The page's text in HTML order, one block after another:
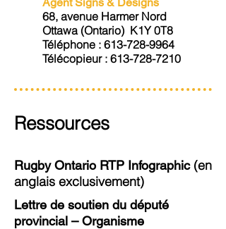
68, avenue Harmer Nord
Ottawa (Ontario) K1Y 0T8
Téléphone : 613-728-9964
Télécopieur : 613-728-7210
Ressources
Rugby Ontario RTP Infographic(en
anglais exclusivement)
Lettre de soutien du député
provincial – Organisme